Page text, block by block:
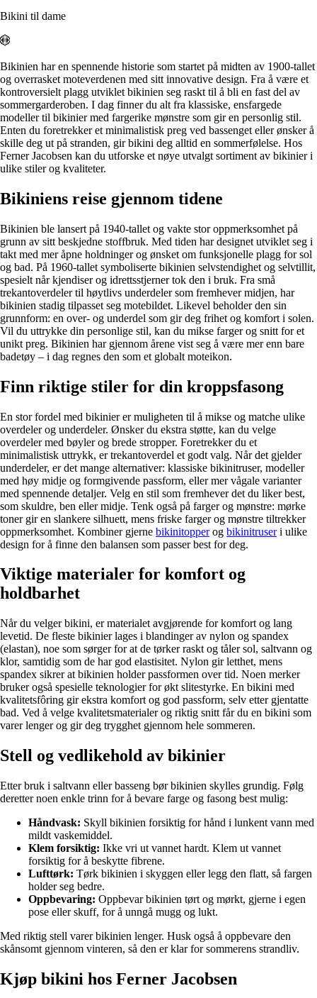
Klær
Tips og triks
Lukk
Klær
Tips og triks
Målsøm
Lukk
Bikini til dame
Bikinien har en spennende historie som startet på midten av 1900-tallet
og overrasket moteverdenen med sitt innovative design. Fra å være et
kontroversielt plagg utviklet bikinien seg raskt til å bli en fast del av
sommergarderoben. I dag finner du alt fra klassiske, ensfargede
modeller til bikinier med fargerike mønstre som gir en personlig stil.
Enten du foretrekker et minimalistisk preg ved bassenget eller ønsker å
skille deg ut på stranden, gir bikini deg alltid en sommerfølelse. Hos
Ferner Jacobsen kan du utforske et nøye utvalgt sortiment av bikinier i
ulike stiler og kvaliteter.
Bikiniens reise gjennom tidene
Bikinien ble lansert på 1940-tallet og vakte stor oppmerksomhet på
grunn av sitt beskjedne stoffbruk. Med tiden har designet utviklet seg i
takt med mer åpne holdninger og ønsket om funksjonelle plagg for sol
og bad. På 1960-tallet symboliserte bikinien selvstendighet og selvtillit,
spesielt når kjendiser og idrettsstjerner tok den i bruk. Fra små
trekantoverdeler til høytlivs underdeler som fremhever midjen, har
bikinien stadig tilpasset seg motebildet. Likevel beholder den sin
grunnform: en over- og underdel som gir deg frihet og komfort i solen.
Vil du uttrykke din personlige stil, kan du mikse farger og snitt for et
unikt preg. Bikinien har gjennom årene vist seg å være mer enn bare
badetøy – i dag regnes den som et globalt moteikon.
Finn riktige stiler for din kroppsfasong
En stor fordel med bikinier er muligheten til å mikse og matche ulike
overdeler og underdeler. Ønsker du ekstra støtte, kan du velge
overdeler med bøyler og brede stropper. Foretrekker du et
minimalistisk uttrykk, er trekantoverdel et godt valg. Når det gjelder
underdeler, er det mange alternativer: klassiske bikinitruser, modeller
med høy midje og formgivende passform, eller mer vågale varianter
med spennende detaljer. Velg en stil som fremhever det du liker best,
som skuldre, ben eller midje. Tenk også på farger og mønstre: mørke
toner gir en slankere silhuett, mens friske farger og mønstre tiltrekker
oppmerksomhet. Kombiner gjerne bikinitopperog bikinitruseri ulike
design for å finne den balansen som passer best for deg.
Viktige materialer for komfort og
holdbarhet
Når du velger bikini, er materialet avgjørende for komfort og lang
levetid. De fleste bikinier lages i blandinger av nylon og spandex
(elastan), noe som sørger for at de tørker raskt og tåler sol, saltvann og
klor, samtidig som de har god elastisitet. Nylon gir letthet, mens
spandex sikrer at bikinien holder passformen over tid. Noen merker
bruker også spesielle teknologier for økt slitestyrke. En bikini med
kvalitetsfôring gir ekstra komfort og god passform, selv etter gjentatte
bad. Ved å velge kvalitetsmaterialer og riktig snitt får du en bikini som
varer lenger og gir deg trygghet gjennom hele sommeren.
Stell og vedlikehold av bikinier
Etter bruk i saltvann eller basseng bør bikinien skylles grundig. Følg
deretter noen enkle trinn for å bevare farge og fasong best mulig:
Håndvask: Skyll bikinien forsiktig for hånd i lunkent vann med
mildt vaskemiddel.
Klem forsiktig: Ikke vri ut vannet hardt. Klem ut vannet
forsiktig for å beskytte fibrene.
Lufttørk: Tørk bikinien i skyggen eller legg den flatt, så fargen
holder seg bedre.
Oppbevaring: Oppbevar bikinien tørt og mørkt, gjerne i egen
pose eller skuff, for å unngå mugg og lukt.
Med riktig stell varer bikinien lenger. Husk også å oppbevare den
skånsomt gjennom vinteren, så den er klar for sommerens strandliv.
Kjøp bikini hos Ferner Jacobsen